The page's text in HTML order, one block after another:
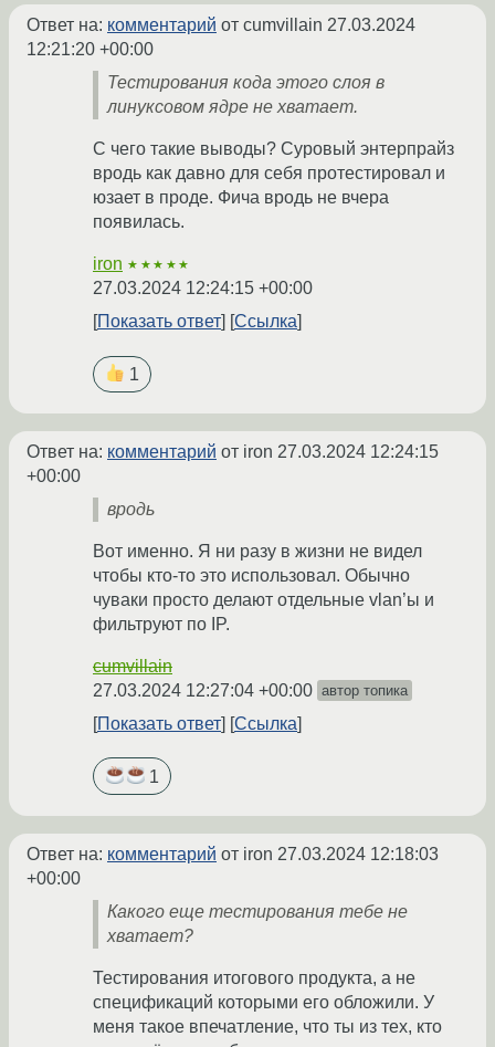
Ответ на: комментарий от cumvillain 27.03.2024
12:21:20 +00:00
Тестирования кода этого слоя в
линуксовом ядре не хватает.
С чего такие выводы? Суровый энтерпрайз
вродь как давно для себя протестировал и
юзает в проде. Фича вродь не вчера
появилась.
iron ★★★★★
27.03.2024 12:24:15 +00:00
Показать ответ
Ссылка
1
Ответ на: комментарий от iron 27.03.2024 12:24:15
+00:00
вродь
Вот именно. Я ни разу в жизни не видел
чтобы кто-то это использовал. Обычно
чуваки просто делают отдельные vlan’ы и
фильтруют по IP.
cumvillain
27.03.2024 12:27:04 +00:00 автор топика
Показать ответ Ссылка
1
Ответ на: комментарий от iron 27.03.2024 12:18:03
+00:00
Какого еще тестирования тебе не
хватает?
Тестирования итогового продукта, а не
спецификаций которыми его обложили. У
меня такое впечатление, что ты из тех, кто